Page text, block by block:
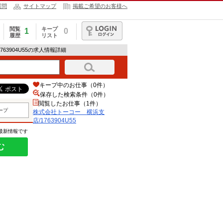
問 サイトマップ 掲載ご希望のお客様へ
閲覧
履歴
1
キープ
リスト
0
ログイン
の求人情報詳細
プ
新情報です
キープ中のお仕事（0件）
保存した検索条件（0件）
閲覧したお仕事（1件）
株式会社トーコー 横浜支
店/1763904U55